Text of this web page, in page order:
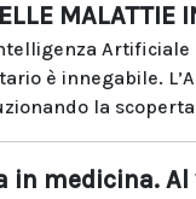
MALATTIE
Artificiale
è innegabile.
la
in medicina.